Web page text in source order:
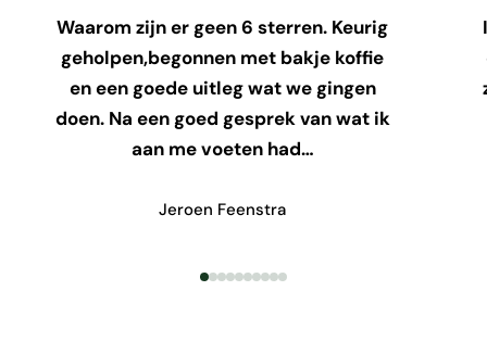
Waarom zijn er geen 6 sterren. Keurig
geholpen,begonnen met bakje koffie
en een goede uitleg wat we gingen
doen. Na een goed gesprek van wat ik
aan me voeten had…
Jeroen Feenstra